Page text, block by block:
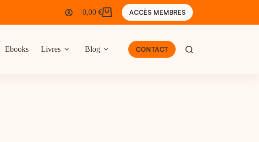
Panier
d’achat
0,00 € ACCÈS MEMBRES
Ebooks Livres Blog CONTACT